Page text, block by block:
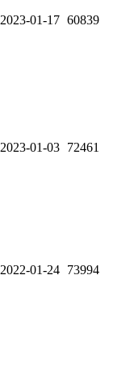
2023-01-17 60839
2023-01-03 72461
2022-01-24 73994